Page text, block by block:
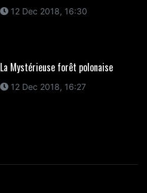
12 Dec 2018, 16:30
La Mystérieuse forêt polonaise
12 Dec 2018, 16:27